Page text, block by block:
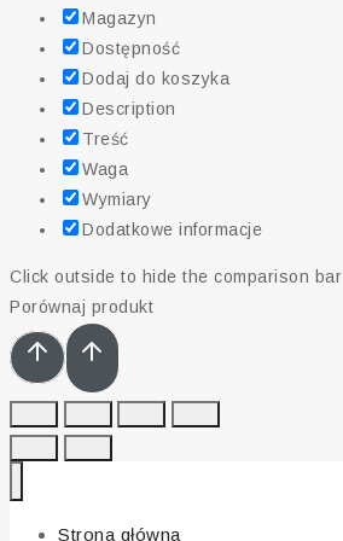
Magazyn
Dostępność
Dodaj do koszyka
Description
Treść
Waga
Wymiary
Dodatkowe informacje
Click outside to hide the comparison bar
Porównaj produkt
Strona główna